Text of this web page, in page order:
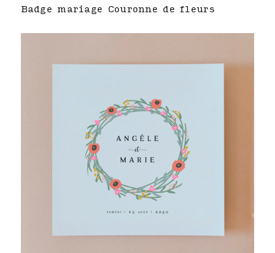
Badge mariage Couronne de fleurs